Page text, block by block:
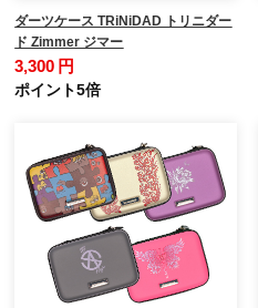
ダーツケース TRiNiDAD トリニダー
ド Zimmer ジマー
3,300 円
ポイント5倍